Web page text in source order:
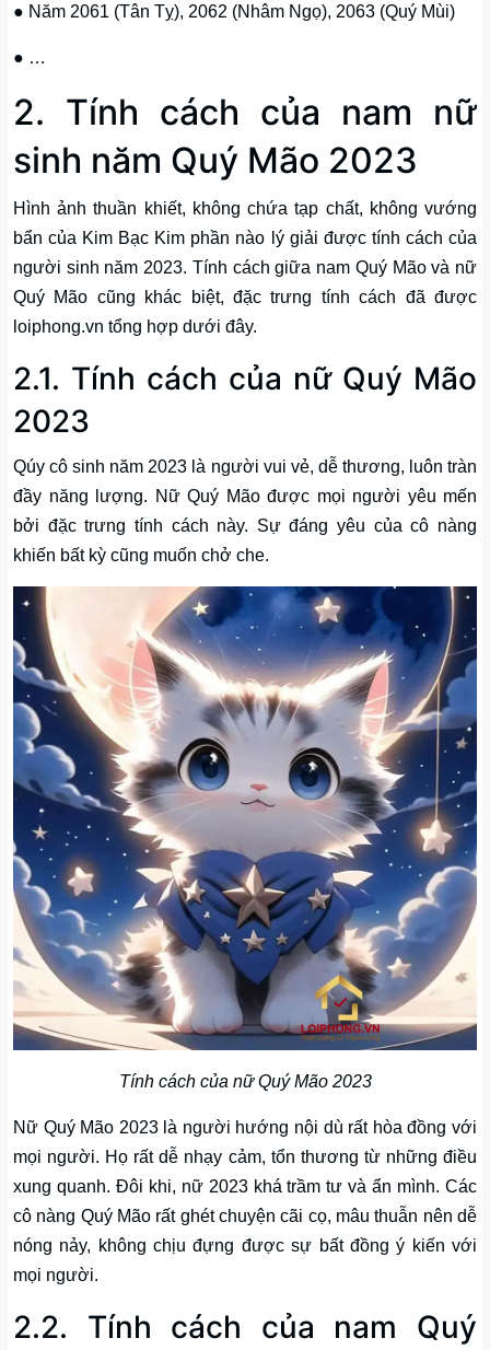
● Năm 2061 (Tân Tỵ), 2062 (Nhâm Ngọ), 2063 (Quý Mùi)
● …
2. Tính cách của nam nữ
sinh năm Quý Mão 2023
Hình ảnh thuần khiết, không chứa tạp chất, không vướng
bẩn của Kim Bạc Kim phần nào lý giải được tính cách của
người sinh năm 2023. Tính cách giữa nam Quý Mão và nữ
Quý Mão cũng khác biệt, đặc trưng tính cách đã được
loiphong.vn tổng hợp dưới đây.
2.1. Tính cách của nữ Quý Mão
2023
Qúy cô sinh năm 2023 là người vui vẻ, dễ thương, luôn tràn
đầy năng lượng. Nữ Quý Mão được mọi người yêu mến
bởi đặc trưng tính cách này. Sự đáng yêu của cô nàng
khiến bất kỳ cũng muốn chở che.
Tính cách của nữ Quý Mão 2023
Nữ Quý Mão 2023 là người hướng nội dù rất hòa đồng với
mọi người. Họ rất dễ nhạy cảm, tổn thương từ những điều
xung quanh. Đôi khi, nữ 2023 khá trầm tư và ẩn mình. Các
cô nàng Quý Mão rất ghét chuyện cãi cọ, mâu thuẫn nên dễ
nóng nảy, không chịu đựng được sự bất đồng ý kiến với
mọi người.
2.2. Tính cách của nam Quý